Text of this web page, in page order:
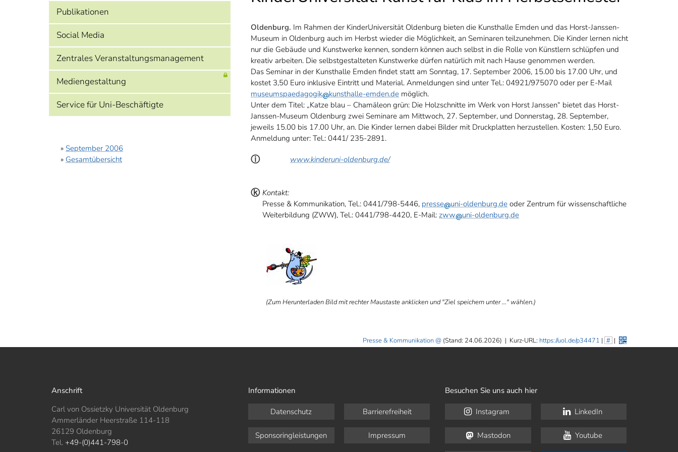
Publikationen
Social Media
Zentrales Veranstaltungsmanagement
Mediengestaltung
Service für Uni-Beschäftigte
» September 2006
» Gesamtübersicht
Oldenburg. Im Rahmen der KinderUniversität Oldenburg bieten die Kunsthalle Emden und das Horst-Janssen-
Museum in Oldenburg auch im Herbst wieder die Möglichkeit, an Seminaren teilzunehmen. Die Kinder lernen nicht
nur die Gebäude und Kunstwerke kennen, sondern können auch selbst in die Rolle von Künstlern schlüpfen und
kreativ arbeiten. Die selbstgestalteten Kunstwerke dürfen natürlich mit nach Hause genommen werden.
Das Seminar in der Kunsthalle Emden findet statt am Sonntag, 17. September 2006, 15.00 bis 17.00 Uhr, und
kostet 3,50 Euro inklusive Eintritt und Material. Anmeldungen sind unter Tel.: 04921/975070 oder per E-Mail
museumspaedagogik
kunsthalle-emden.de möglich.
Unter dem Titel: „Katze blau – Chamäleon grün: Die Holzschnitte im Werk von Horst Janssen“ bietet das Horst-
Janssen-Museum Oldenburg zwei Seminare am Mittwoch, 27. September, und Donnerstag, 28. September,
jeweils 15.00 bis 17.00 Uhr, an. Die Kinder lernen dabei Bilder mit Druckplatten herzustellen. Kosten: 1,50 Euro.
Anmeldung unter: Tel.: 0441/ 235-2891.
ⓘ www.kinderuni-oldenburg.de/
ⓚ Kontakt:
Presse & Kommunikation, Tel.: 0441/798-5446, presse uni-oldenburg.de oder Zentrum für wissenschaftliche
Weiterbildung (ZWW), Tel.: 0441/798-4420, E-Mail: zww uni-oldenburg.de
(Zum Herunterladen Bild mit rechter Maustaste anklicken und "Ziel speichern unter ..." wählen.)
Presse & Kommunikation (Stand: 24.06.2026) | Kurz-URL: https://uol.de/p34471 | # |
Anschrift
Carl von Ossietzky Universität Oldenburg
Ammerländer Heerstraße 114-118
26129 Oldenburg
Tel. +49-(0)441-798-0
Informationen
Datenschutz Barrierefreiheit
Sponsoringleistungen Impressum
Besuchen Sie uns auch hier
Instagram LinkedIn
Mastodon Youtube